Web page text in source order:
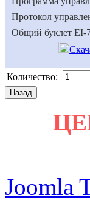
Протокол
Общий буклет ЕI-
Количество:
Joomla